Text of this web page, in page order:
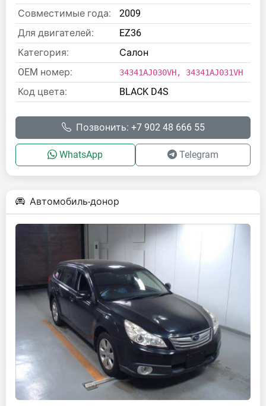
Совместимые года:
2009
Для двигателей:
EZ36
Категория:
Салон
OEM номер:
34341AJ030VH, 34341AJ031VH
Код цвета: BLACK D4S
Позвонить: +7 902 48 666 55
WhatsApp Telegram
Автомобиль-донор